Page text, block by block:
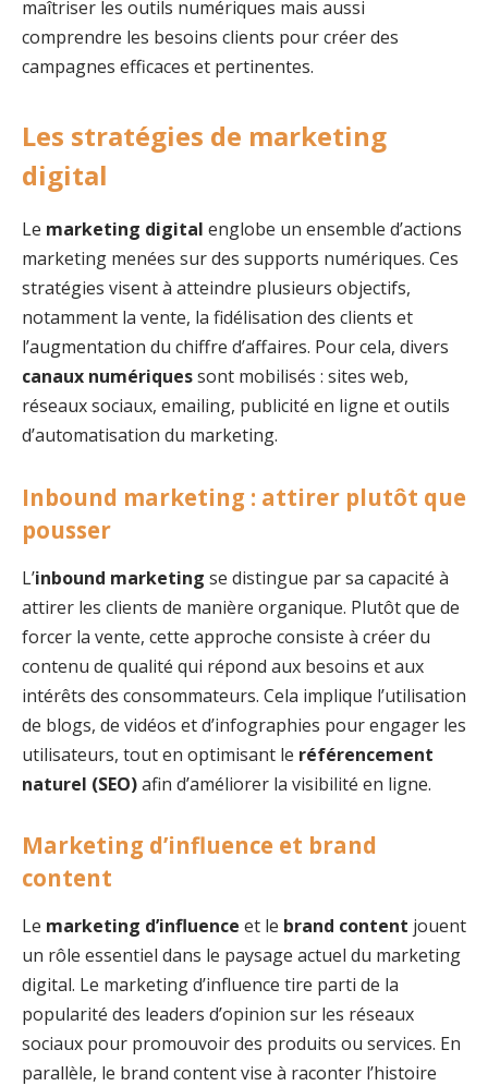
maîtriser les outils numériques mais aussi
comprendre les besoins clients pour créer des
campagnes efficaces et pertinentes.
Les stratégies de marketing
digital
Le marketing digital englobe un ensemble d’actions
marketing menées sur des supports numériques. Ces
stratégies visent à atteindre plusieurs objectifs,
notamment la vente, la fidélisation des clients et
l’augmentation du chiffre d’affaires. Pour cela, divers
canaux numériquessont mobilisés : sites web,
réseaux sociaux, emailing, publicité en ligne et outils
d’automatisation du marketing.
Inbound marketing : attirer plutôt que
pousser
L’inbound marketing se distingue par sa capacité à
attirer les clients de manière organique. Plutôt que de
forcer la vente, cette approche consiste à créer du
contenu de qualité qui répond aux besoins et aux
intérêts des consommateurs. Cela implique l’utilisation
de blogs, de vidéos et d’infographies pour engager les
utilisateurs, tout en optimisant le référencement
naturel (SEO)afin d’améliorer la visibilité en ligne.
Marketing d’influence et brand
content
Le marketing d’influence et le brand content jouent
un rôle essentiel dans le paysage actuel du marketing
digital. Le marketing d’influence tire parti de la
popularité des leaders d’opinion sur les réseaux
sociaux pour promouvoir des produits ou services. En
parallèle, le brand content vise à raconter l’histoire